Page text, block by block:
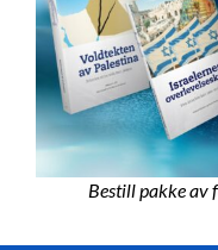
Bestill pakke av